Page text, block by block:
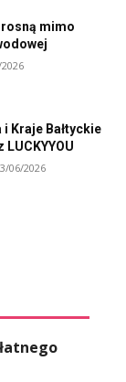
mimo
Kraje Bałtyckie
LUCKYYOU
06/2026